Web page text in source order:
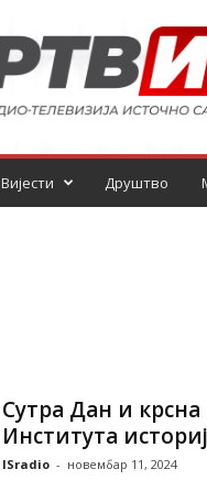
Вијести Друштво
Сутра Дан и крсна
Института
ISradio - новембар 11, 2024